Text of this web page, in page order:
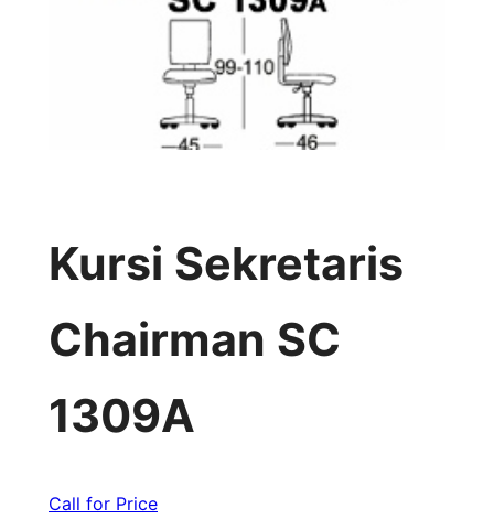
Kursi Sekretaris
Chairman SC
1309A
Call for Price